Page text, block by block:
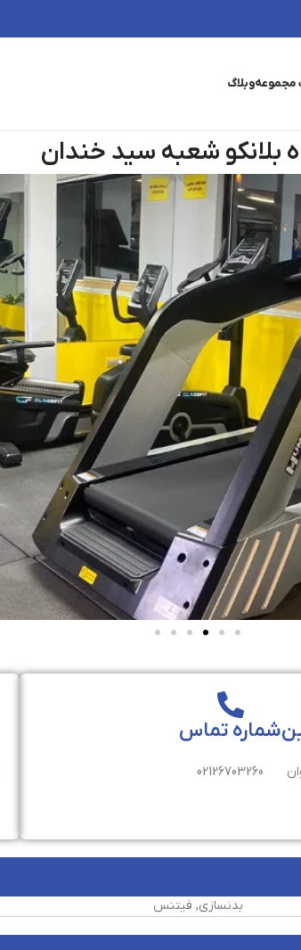
مجموعهوبلاگ
بلانکو شعبه سید خندان
شماره تماس
02126703260
بدنسازی, فیتنس